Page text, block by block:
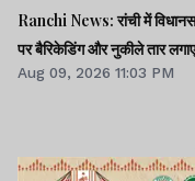
Ranchi News: रांची में
पर बैरिकेडिंग और नुकीले तार
Aug 09, 2026 11:03 PM